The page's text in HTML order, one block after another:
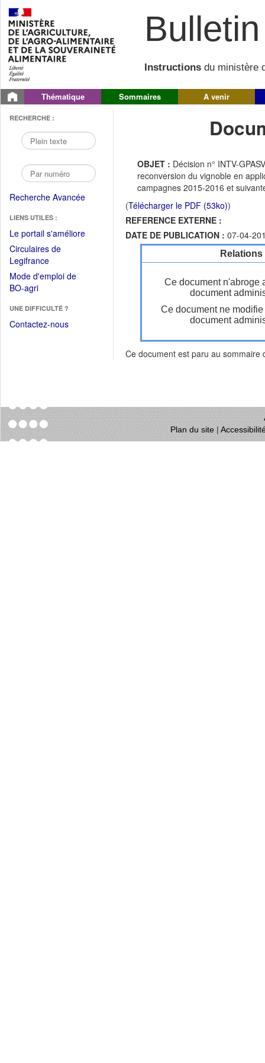
Instructions du ministère
Thématique Sommaires A venir
RECHERCHE :
Recherche Avancée
LIENS UTILES :
Le portail s'améliore(Fichier
Circulaires de
Legifrance(Ouvrir
dans
une
fenêtre)
Mode d'emploi de
BO-agri(Ouvrir
une
nouvelle
UNE DIFFICULTÉ ?
Contactez-nous
OBJET : Décision n° INTV-
reconversion du vignoble en
campagnes 2015-2016 et
(Télécharger le PDF (53ko))
REFERENCE EXTERNE :
DATE DE PUBLICATION : 07-04-
Ce document n'abroge
document
Ce document ne
document
Ce document est paru au sommaire
Plan du site|